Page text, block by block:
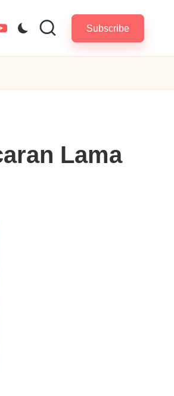
Subscribe
Lama